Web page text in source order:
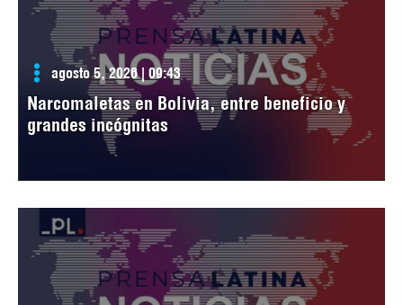
agosto 5, 2026 | 09:43
Narcomaletas en Bolivia, entre beneficio y
grandes incógnitas